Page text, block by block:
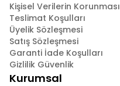
Kişisel Verilerin Korunması
Teslimat Koşulları
Üyelik Sözleşmesi
Satış Sözleşmesi
Garanti İade Koşulları
Gizlilik Güvenlik
Kurumsal